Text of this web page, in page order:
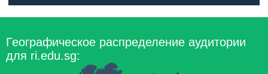
Географическое распределение аудитории
для ri.edu.sg: